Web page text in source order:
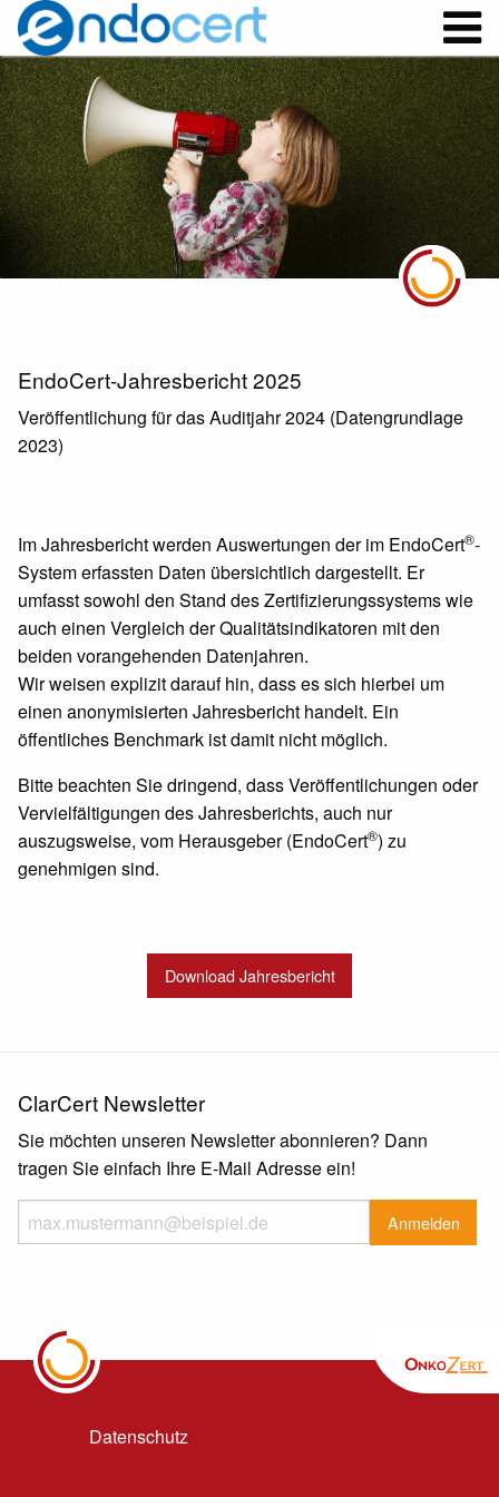
EndoCert-Jahresbericht 2025
Veröffentlichung für das Auditjahr 2024 (Datengrundlage
2023)
Im Jahresbericht werden Auswertungen der im EndoCert®-
System erfassten Daten übersichtlich dargestellt. Er
umfasst sowohl den Stand des Zertifizierungssystems wie
auch einen Vergleich der Qualitätsindikatoren mit den
beiden vorangehenden Datenjahren.
Wir weisen explizit darauf hin, dass es sich hierbei um
einen anonymisierten Jahresbericht handelt. Ein
öffentliches Benchmark ist damit nicht möglich.
Bitte beachten Sie dringend, dass Veröffentlichungen oder
Vervielfältigungen des Jahresberichts, auch nur
auszugsweise, vom Herausgeber (EndoCert®) zu
genehmigen sind.
Download Jahresbericht
ClarCert Newsletter
Sie möchten unseren Newsletter abonnieren? Dann
tragen Sie einfach Ihre E-Mail Adresse ein!
Datenschutz